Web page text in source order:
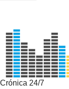
Crónica 24/7